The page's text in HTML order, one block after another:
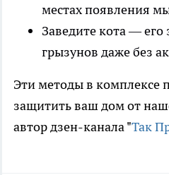
местах появления
Заведите кота — его
грызунов даже без
Эти методы в комплексе
защитить ваш дом от
автор дзен-канала "Так